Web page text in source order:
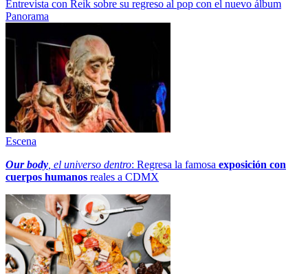
Entrevista con Reik sobre su regreso al pop con el nuevo álbum
Panorama
Escena
Our body , el universo dentro: Regresa la famosa exposición con
cuerpos humanos reales a CDMX